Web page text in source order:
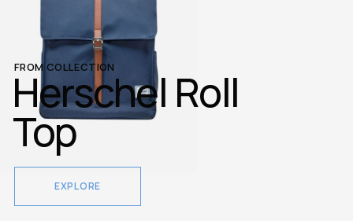
FROM COLLECTION
Herschel Roll
Top
EXPLORE